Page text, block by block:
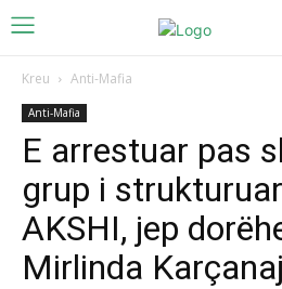
Kreu Anti-Mafia
Anti-Mafia
E arrestuar pas
grup i
AKSHI, jep
Mirlinda Karçanaj